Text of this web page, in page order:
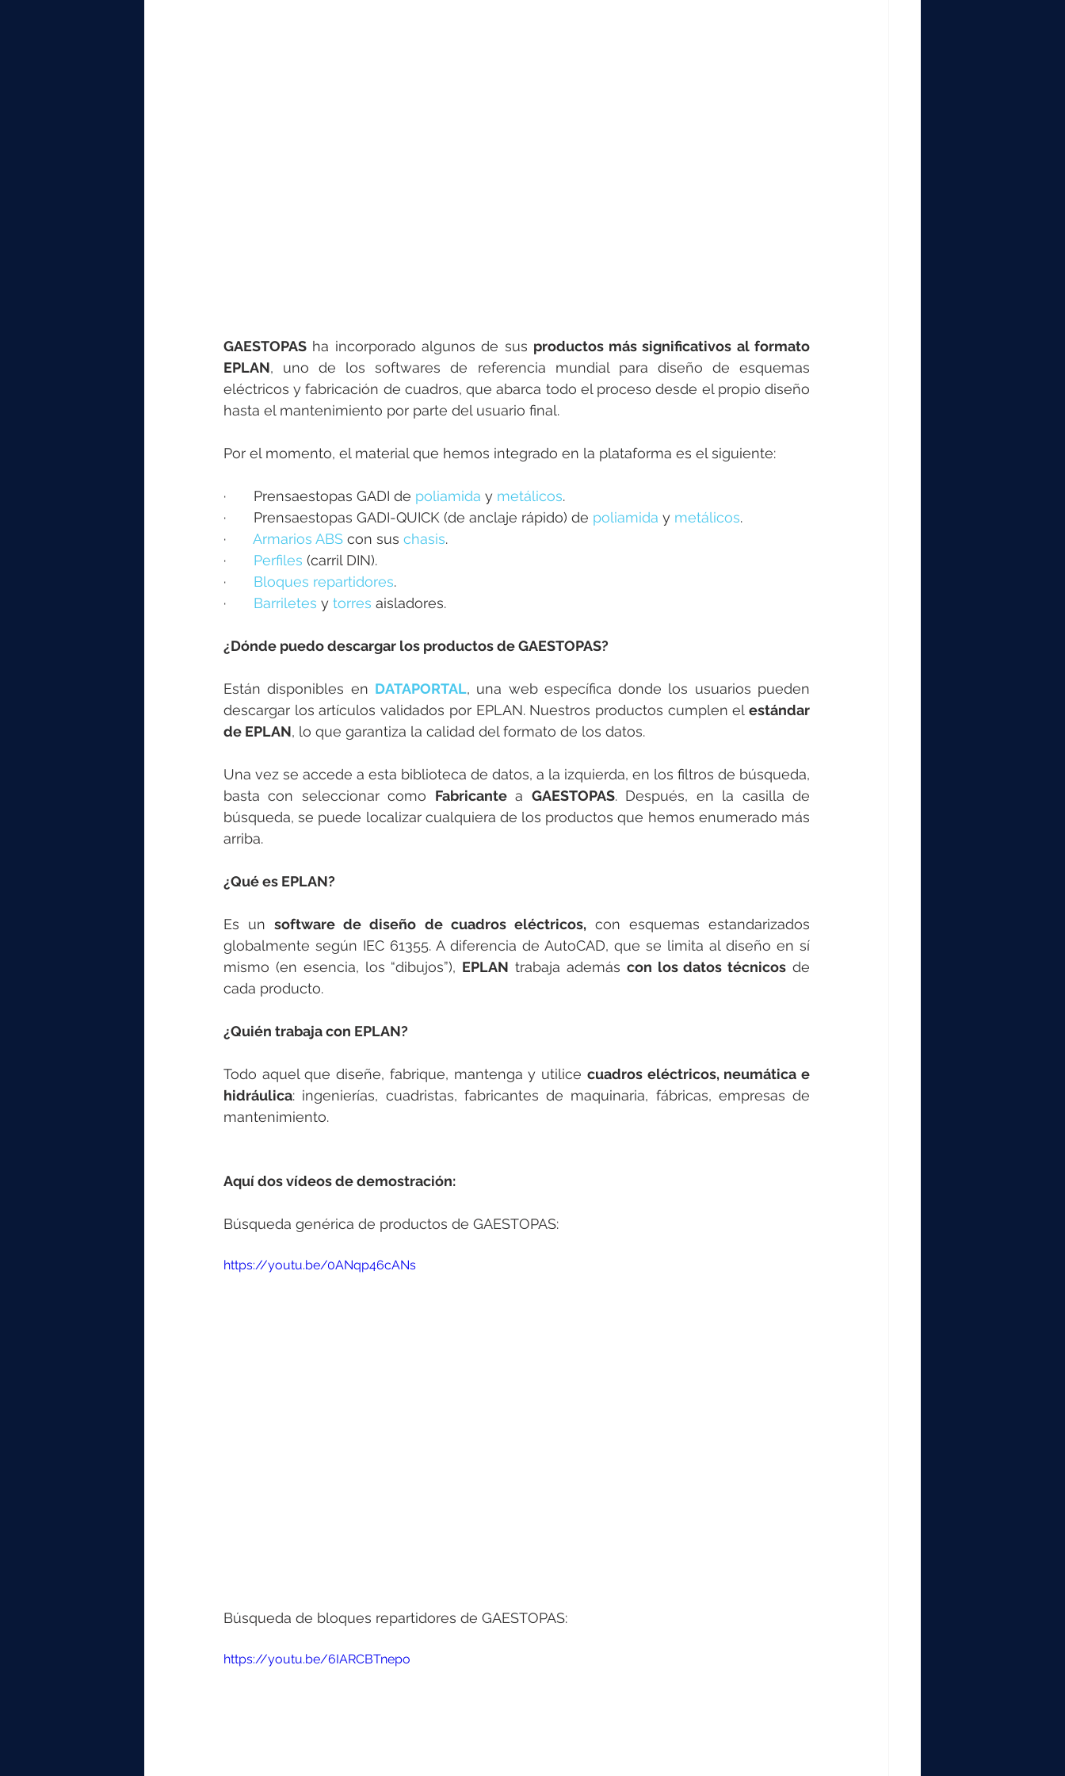
GAESTOPAS ha incorporado algunos de sus productos más significativos al formato
EPLAN, uno de los softwares de referencia mundial para diseño de esquemas
eléctricos y fabricación de cuadros, que abarca todo el proceso desde el propio diseño
hasta el mantenimiento por parte del usuario final.
Por el momento, el material que hemos integrado en la plataforma es el siguiente:
·       Prensaestopas GADI de poliamida y metálicos.
·       Prensaestopas GADI-QUICK (de anclaje rápido) de poliamida y metálicos.
· Armarios ABS con sus chasis.
· Perfiles (carril DIN).
· Bloques repartidores.
· Barriletes y torres aisladores.
¿Dónde puedo descargar los productos de GAESTOPAS?
Están disponibles en DATAPORTAL, una web específica donde los usuarios pueden
descargar los artículos validados por EPLAN. Nuestros productos cumplen el estándar
de EPLAN, lo que garantiza la calidad del formato de los datos.
Una vez se accede a esta biblioteca de datos, a la izquierda, en los filtros de búsqueda,
basta con seleccionar como Fabricante a GAESTOPAS. Después, en la casilla de
búsqueda, se puede localizar cualquiera de los productos que hemos enumerado más
arriba.
¿Qué es EPLAN?
Es un software de diseño de cuadros eléctricos, con esquemas estandarizados
globalmente según IEC 61355. A diferencia de AutoCAD, que se limita al diseño en sí
mismo (en esencia, los “dibujos”), EPLAN trabaja además con los datos técnicos de
cada producto.
¿Quién trabaja con EPLAN?
Todo aquel que diseñe, fabrique, mantenga y utilice cuadros eléctricos, neumática e
hidráulica: ingenierías, cuadristas, fabricantes de maquinaria, fábricas, empresas de
mantenimiento.
Aquí dos vídeos de demostración:
Búsqueda genérica de productos de GAESTOPAS:
https://youtu.be/0ANqp46cANs
Búsqueda de bloques repartidores de GAESTOPAS:
https://youtu.be/6IARCBTnepo